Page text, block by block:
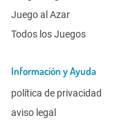
Juego al Azar
Todos los Juegos
Información y Ayuda
política de privacidad
aviso legal